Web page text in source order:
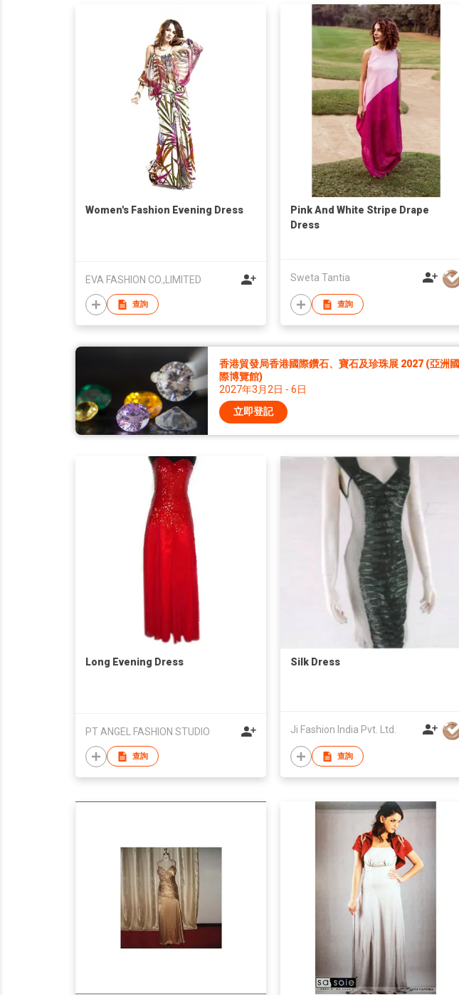
Women's Fashion Evening Dress
EVA FASHION CO.,LIMITED
查詢
Pink And White Stripe Drape
Dress
Sweta Tantia
查詢
香港貿發局香港國際鑽石、寶石及珍珠展 2027 (亞洲國
際博覽館)
2027年3月2日 - 6日
立即登記
Long Evening Dress
PT ANGEL FASHION STUDIO
查詢
Silk Dress
Ji Fashion India Pvt. Ltd.
查詢